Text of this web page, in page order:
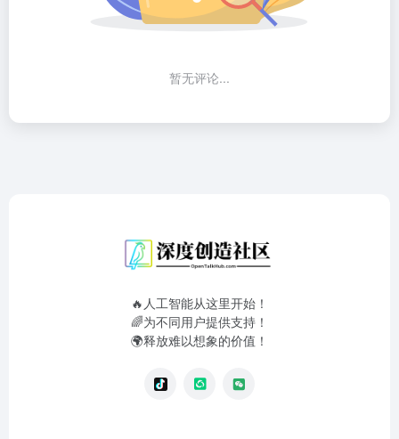
暂无评论...
🔥人工智能从这里开始！
🌈为不同用户提供支持！
🌍释放难以想象的价值！